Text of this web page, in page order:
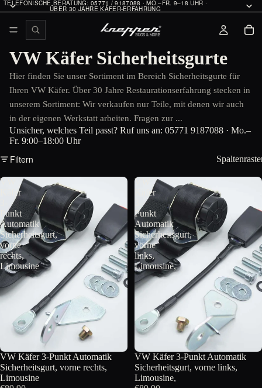
TELEFONISCHE BERATUNG: 05771 / 9187088 · MO.–FR. 9–18 UHR ·
ÜBER 30 JAHRE KÄFER-ERFAHRUNG
VW Käfer Sicherheitsgurte
Hier finden Sie unser Sortiment im Bereich Sicherheitsgurte für
Ihren VW Käfer. Über 30 Jahre Restaurationserfahrung stecken in
unserem Sortiment: Wir verkaufen nur Teile, mit denen wir auch
in der eigenen Werkstatt arbeiten. Fragen zur ...
Unsicher, welches Teil passt? Ruf uns an: 05771 9187088 · Mo.–
Fr. 9:00–18:00 Uhr
Filtern
VW
Käfer
Punkt
Automatik
Sicherheitsgurt,
vorne
rechts,
Limousine
VW Käfer 3-Punkt Automatik
Sicherheitsgurt, vorne rechts,
Limousine
VW
Käfer
Punkt
Automatik
Sicherheitsgurt,
vorne
links,
Limousine,
VW Käfer 3-Punkt Automatik
Sicherheitsgurt, vorne links,
Limousine,